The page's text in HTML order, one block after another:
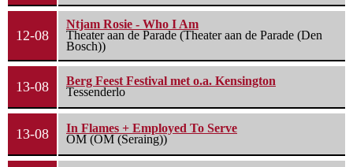
12-08
Ntjam Rosie - Who I Am
Theater aan de Parade (Theater aan de Parade (Den
Bosch))
13-08
Berg Feest Festival met o.a. Kensington
Tessenderlo
13-08
In Flames + Employed To Serve
OM (OM (Seraing))